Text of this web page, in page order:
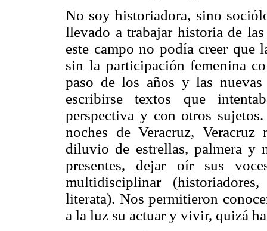
No soy historiadora, sino
llevado a trabajar historia de
este campo no podía creer que
sin la participación femenina
paso de los años y las nuevas
escribirse textos que
perspectiva y con otros
noches de Veracruz,
diluvio de estrellas, palmera y
presentes, dejar oír sus
multidisciplinar
literata). Nos permitieron
a la luz su actuar y vivir, quizá